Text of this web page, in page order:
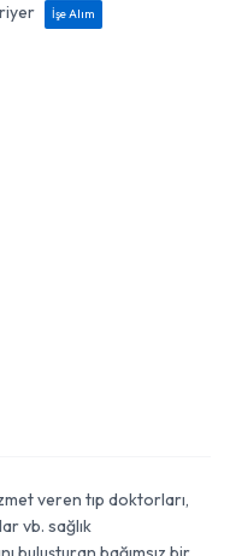
İşe Alım
veren tıp doktorları,
vb. sağlık